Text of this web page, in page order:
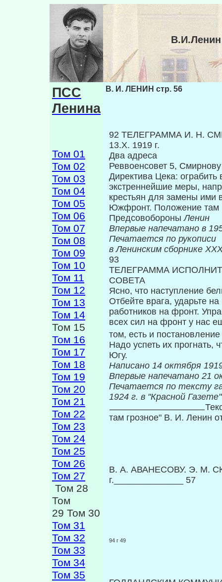
ПСС
Ленина
Том 01
Том 02
Том 03
Том 04
Том 05
Том 06
Том 07
Том 08
Том 09
Том 10
Том 11
Том 12
Том 13
Том 14
Том 15
Том 16
Том 17
Том 18
Том 19
Том 20
Том 21
Том 22
Том 23
Том 24
Том 25
Том 26
Том 27
Том 28
Том
29 Том 30
Том 31
Том 32
Том 33
Том 34
Том 35
В. И. ЛЕНИН стр. 56
92 ТЕЛЕГРАММА И. Н.
13.Х. 1919 г.
Два адреса
Реввоенсовет 5,
Директива Цека:
экстреннейшие меры,
крестьян для замены ими
Южфронт. Положение там
ПредсовобороныЛенин
Впервые
Печатается по рукописи
в Ленинским сборнике
93
ТЕЛЕГРАММА
СОВЕТА
Ясно, что наступление
Отбей­те врага, ударьте
работников на фронт.
всех сил на фронт у нас
том, есть и
Надо успеть их прогнать,
Югу.
Написано 14 октября
Впервые
Печатается по тексту
1924 г. в "Красной
там грозное" В. И. Ленин
В. А. АВАНЕСОВУ. Э. M.
г.______________ 57
94 г 49